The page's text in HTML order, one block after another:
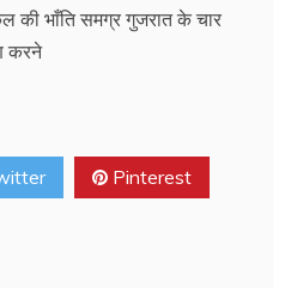
की भाँति समग्र गुजरात के चार
करने
Pinterest